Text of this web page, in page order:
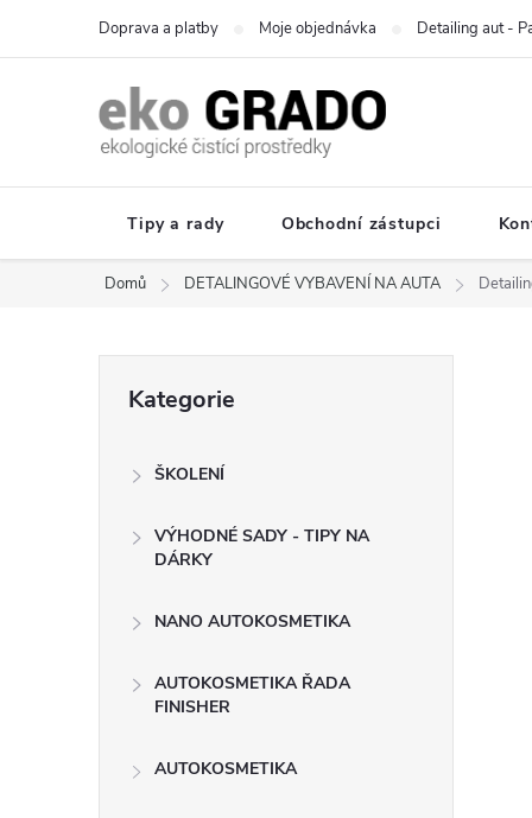
Doprava a platby Moje objednávka Detailing aut -
Tipy a rady Obchodní zástupci
Domů DETALINGOVÉ VYBAVENÍ NA AUTA
kategorie
Kategorie
ŠKOLENÍ
VÝHODNÉ SADY - TIPY NA
DÁRKY
NANO AUTOKOSMETIKA
AUTOKOSMETIKA ŘADA
FINISHER
AUTOKOSMETIKA